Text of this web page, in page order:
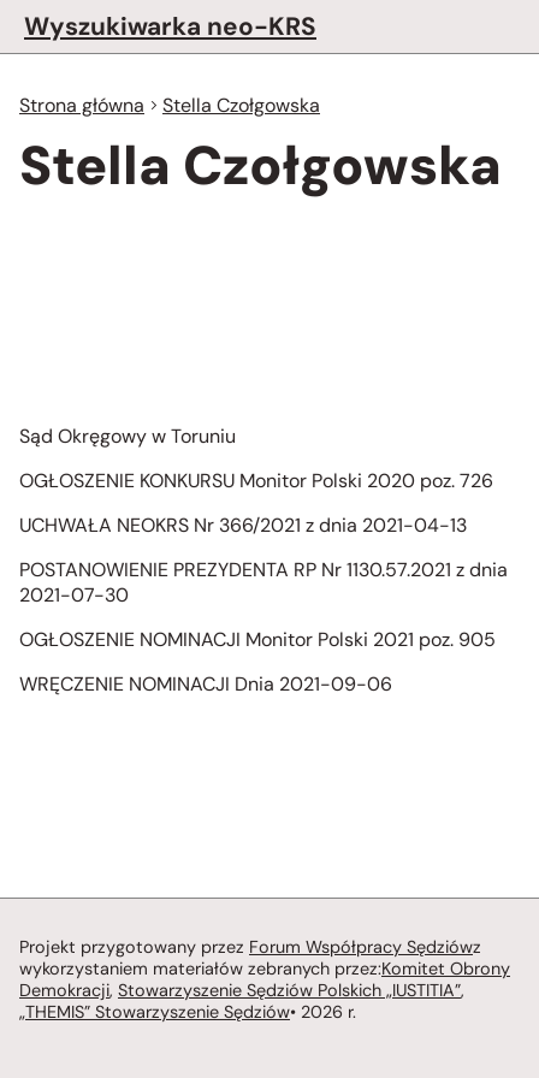
Wyszukiwarka neo-KRS
Strona główna Stella Czołgowska
Stella Czołgowska
Sąd Okręgowy w Toruniu
OGŁOSZENIE KONKURSU Monitor Polski 2020 poz. 726
UCHWAŁA NEOKRS Nr 366/2021 z dnia 2021-04-13
POSTANOWIENIE PREZYDENTA RP Nr 1130.57.2021 z dnia
2021-07-30
OGŁOSZENIE NOMINACJI Monitor Polski 2021 poz. 905
WRĘCZENIE NOMINACJI Dnia 2021-09-06
Projekt przygotowany przez Forum Współpracy Sędziówz
wykorzystaniem materiałów zebranych przez:Komitet Obrony
Demokracji, Stowarzyszenie Sędziów Polskich „IUSTITIA”,
„THEMIS” Stowarzyszenie Sędziów• 2026 r.